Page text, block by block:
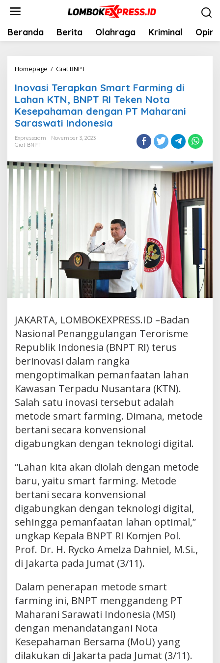
Skip
content
Beranda Berita Olahraga Kriminal Opini
Homepage / Giat BNPTInovasi
Smart
Farming
di
Lahan
KTN,
Teken
Maharani
Saraswati
Indonesia
Inovasi Terapkan Smart Farming di
Lahan KTN, BNPT RI Teken Nota
Kesepahaman dengan PT Maharani
Saraswati Indonesia
Expressadm
November 3, 2023
Giat BNPT
JAKARTA, LOMBOKEXPRESS.ID –Badan
Nasional Penanggulangan Terorisme
Republik Indonesia (BNPT RI) terus
berinovasi dalam rangka
mengoptimalkan pemanfaatan lahan
Kawasan Terpadu Nusantara (KTN).
Salah satu inovasi tersebut adalah
metode smart farming. Dimana, metode
bertani secara konvensional
digabungkan dengan teknologi digital.
“Lahan kita akan diolah dengan metode
baru, yaitu smart farming. Metode
bertani secara konvensional
digabungkan dengan teknologi digital,
sehingga pemanfaatan lahan optimal,”
ungkap Kepala BNPT RI Komjen Pol.
Prof. Dr. H. Rycko Amelza Dahniel, M.Si.,
di Jakarta pada Jumat (3/11).
Dalam penerapan metode smart
farming ini, BNPT menggandeng PT
Maharani Sarawati Indonesia (MSI)
dengan menandatangani Nota
Kesepahaman Bersama (MoU) yang
dilakukan di Jakarta pada Jumat (3/11).